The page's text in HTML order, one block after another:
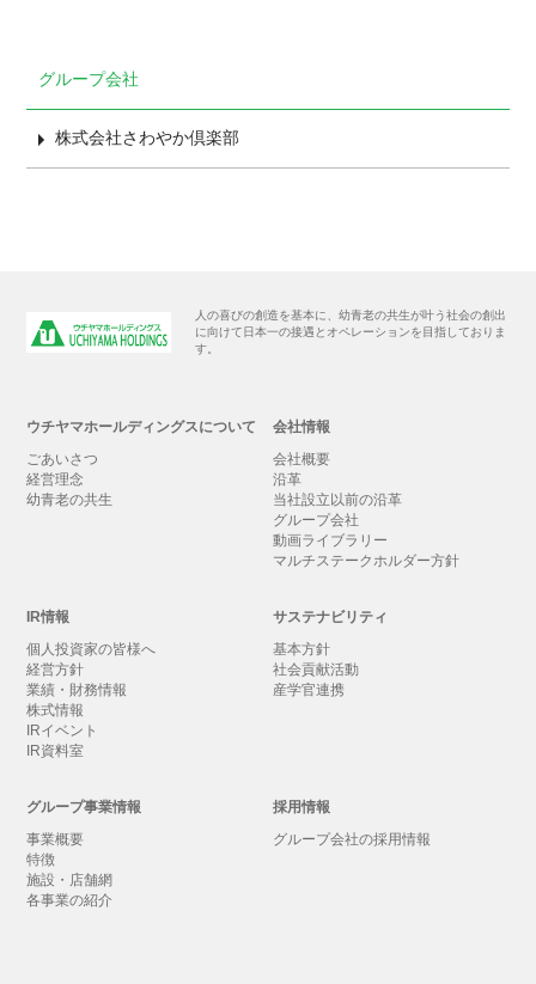
グループ会社
株式会社さわやか倶楽部
人の喜びの創造を基本に、幼青老の共生が叶う社会の創出
に向けて日本一の接遇とオペレーションを目指しておりま
す。
ウチヤマホールディングスについて
ごあいさつ
経営理念
幼青老の共生
会社情報
会社概要
沿革
当社設立以前の沿革
グループ会社
動画ライブラリー
マルチステークホルダー方針
IR情報
個人投資家の皆様へ
経営方針
業績・財務情報
株式情報
IRイベント
IR資料室
サステナビリティ
基本方針
社会貢献活動
産学官連携
グループ事業情報
事業概要
特徴
施設・店舗網
各事業の紹介
採用情報
グループ会社の採用情報